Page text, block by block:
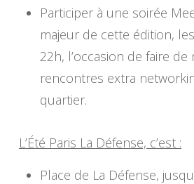
Participer à une soirée
majeur de cette édition,
22h, l’occasion de faire
rencontres extra
quartier.
L’Été Paris La Défense, c’est :
Place de La Défense,